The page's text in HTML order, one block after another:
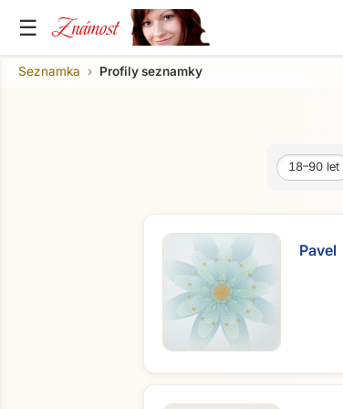
☰ Známost
Seznamka Profily seznamky
Věk od
Věk do
18–90 let
Pavel